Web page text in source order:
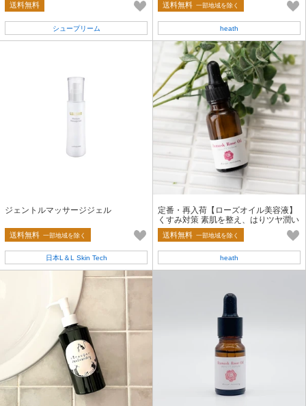
送料無料
シュープリーム
送料無料 一部地域を除く
heath
ジェントルマッサージジェル
送料無料 一部地域を除く
日本L＆L Skin Tech
定番・再入荷【ローズオイル美容液】
くすみ対策 素肌を整え、はりツヤ潤い
を与える（20ml）
送料無料 一部地域を除く
heath